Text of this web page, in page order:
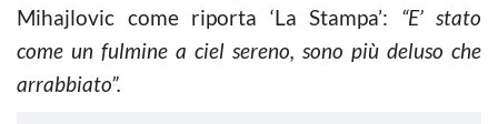
Mihajlovic come riporta ‘La Stampa’: “E’ stato
come un fulmine a ciel sereno, sono più deluso che
arrabbiato”.